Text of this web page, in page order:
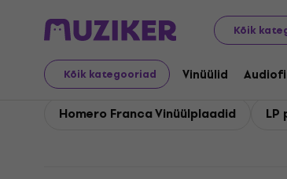
Kõik
Kõik kategooriad Vinüülid
Homero Franca
Homero Franca Vinüülplaadid LP